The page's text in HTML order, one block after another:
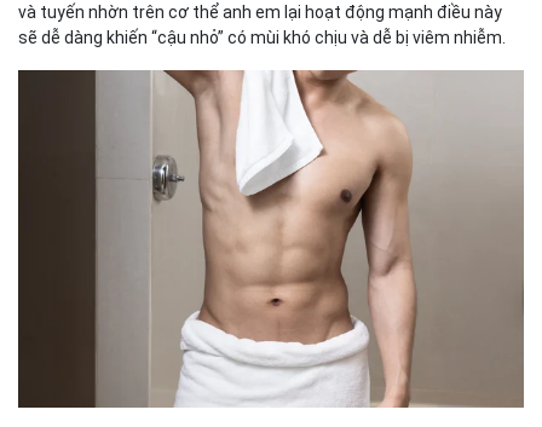
và tuyến nhờn trên cơ thể anh em lại hoạt động mạnh điều này
sẽ dễ dàng khiến “cậu nhỏ” có mùi khó chịu và dễ bị viêm nhiễm.